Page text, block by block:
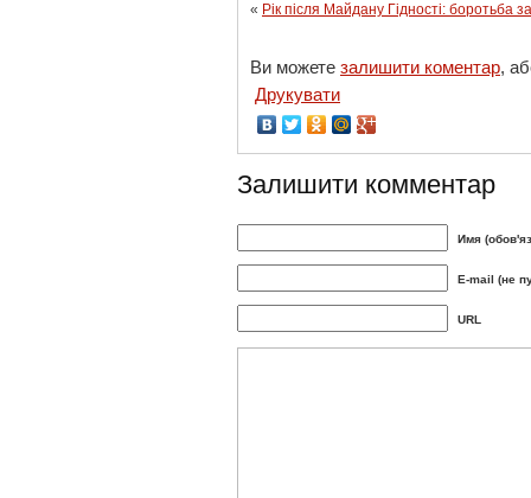
« Рік після Майдану Гідності: боротьба
Ви можете залишити коментар,
Друкувати
Залишити комментар
Имя
E-mail (не
URL